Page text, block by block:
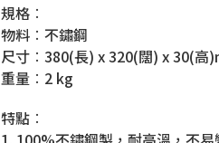
規格︰
物料︰不鏽鋼
尺寸︰380(長) x 320(闊) x 30(高
重量︰2 kg
特點︰